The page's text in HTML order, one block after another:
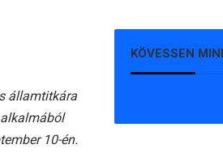
államtitkára
10-én.
KÖVESSEN